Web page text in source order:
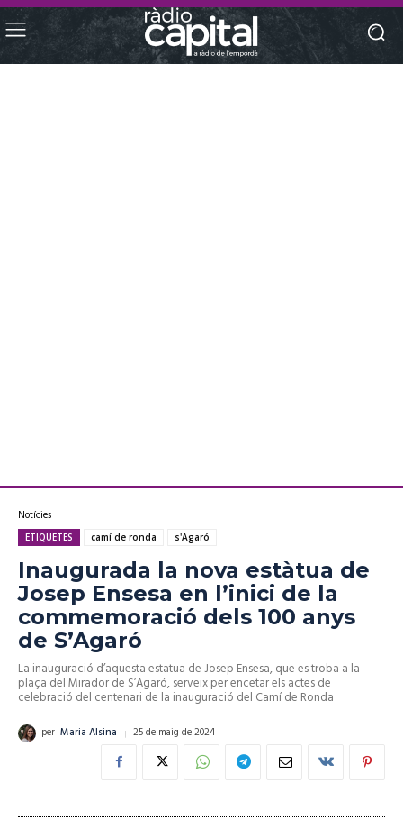
Notícies
ETIQUETES camí de ronda s'Agaró
Inaugurada la nova estàtua de
Josep Ensesa en l’inici de la
commemoració dels 100 anys
de S’Agaró
La inauguració d’aquesta estatua de Josep Ensesa, que es troba a la
plaça del Mirador de S’Agaró, serveix per encetar els actes de
celebració del centenari de la inauguració del Camí de Ronda
per Maria Alsina 25 de maig de 2024